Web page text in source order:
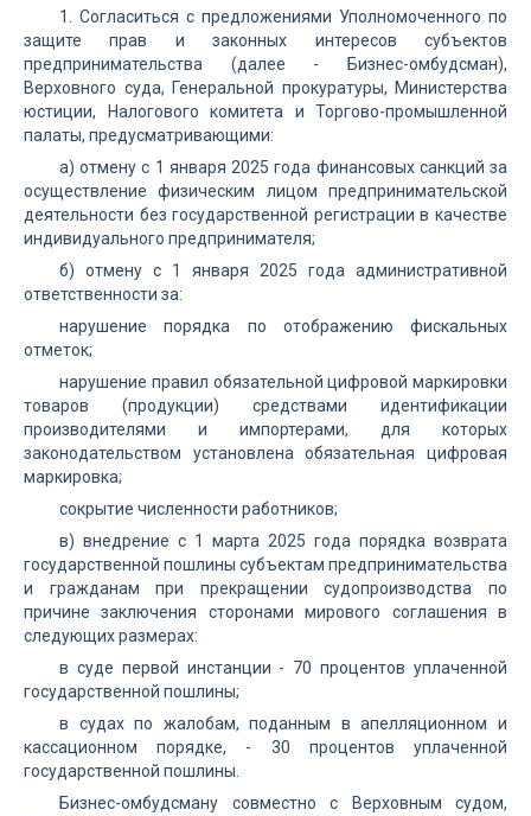
1. Согласиться с предложениями Уполномоченного по
защите прав и законных интересов субъектов
предпринимательства (далее - Бизнес-омбудсман),
Верховного суда, Генеральной прокуратуры, Министерства
юстиции, Налогового комитета и Торгово-промышленной
палаты, предусматривающими:
а) отмену с 1 января 2025 года финансовых санкций за
осуществление физическим лицом предпринимательской
деятельности без государственной регистрации в качестве
индивидуального предпринимателя;
б) отмену с 1 января 2025 года административной
ответственности за:
нарушение порядка по отображению фискальных
отметок;
нарушение правил обязательной цифровой маркировки
товаров (продукции) средствами идентификации
производителями и импортерами, для которых
законодательством установлена обязательная цифровая
маркировка;
сокрытие численности работников;
в) внедрение с 1 марта 2025 года порядка возврата
государственной пошлины субъектам предпринимательства
и гражданам при прекращении судопроизводства по
причине заключения сторонами мирового соглашения в
следующих размерах:
в суде первой инстанции - 70 процентов уплаченной
государственной пошлины;
в судах по жалобам, поданным в апелляционном и
кассационном порядке, - 30 процентов уплаченной
государственной пошлины.
Бизнес-омбудсману совместно с Верховным судом,